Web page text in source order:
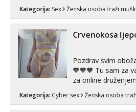
Pusenje i gutanje
tijelu Iskljucivo neradim analni !!! I
neljubim se Wha...
Kategorija: Sex Ženska osoba traži
Crvenokosa
Pozdrav svim
🧡🧡🧡 Tu sam za
za online
možete zabaviti
ako vam nisam
Kategorija: Cyber sex Ženska osoba